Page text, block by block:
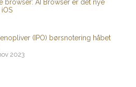
browser: AI Browser er det nye
(IPO) børsnotering håbet
2023